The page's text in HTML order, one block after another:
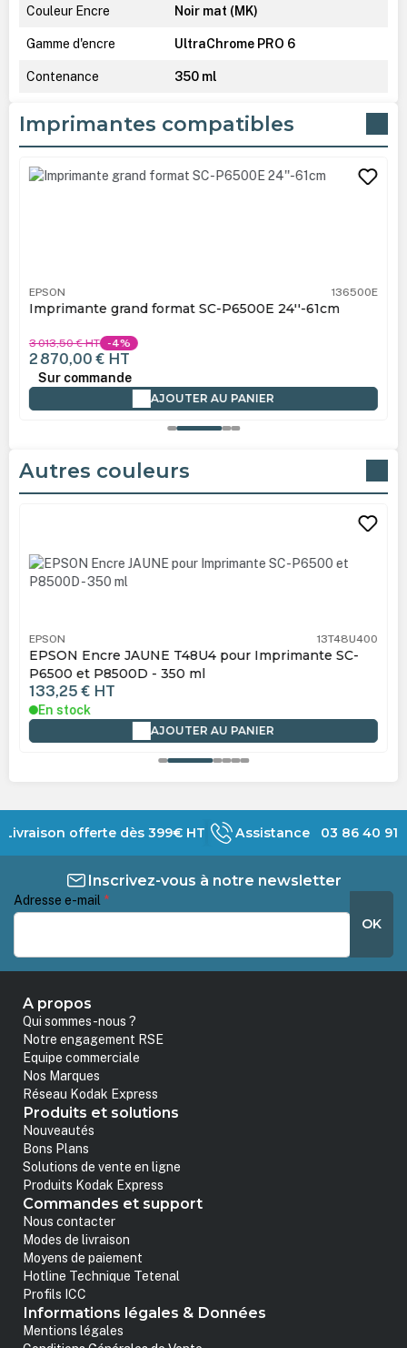
Couleur Encre Noir mat (MK)
Gamme d'encre UltraChrome PRO 6
Contenance 350 ml
Imprimantes compatibles
Ignorer la galerie de produits
EPSON 136500E
Imprimante grand format SC-P6500E 24''-61cm
3 013,50 €HT -4%
2 870,00 € HT
Sur commande
AJOUTER AU PANIER
Autres couleurs
EPSON 13T48U400
EPSON Encre JAUNE T48U4 pour Imprimante SC-
P6500 et P8500D - 350 ml
133,25 € HT
En stock
AJOUTER AU PANIER
Livraison offerte dès 399€ HT Assistance 03 86 40 91
Inscrivez-vous à notre newsletter
Adresse e-mail *
OK
A propos
Qui sommes-nous ?
Notre engagement RSE
Equipe commerciale
Nos Marques
Réseau Kodak Express
Produits et solutions
Nouveautés
Bons Plans
Solutions de vente en ligne
Produits Kodak Express
Commandes et support
Nous contacter
Modes de livraison
Moyens de paiement
Hotline Technique Tetenal
Profils ICC
Informations légales & Données
Mentions légales